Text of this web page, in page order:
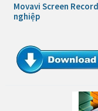
Movavi Screen
nghiệp